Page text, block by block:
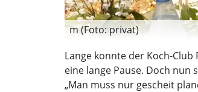
m (Foto: privat)
Lange konnte der Koch-
eine lange Pause. Doch
„Man muss nur gescheit